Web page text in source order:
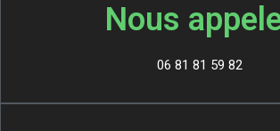
Nous
06 81 81 59 82